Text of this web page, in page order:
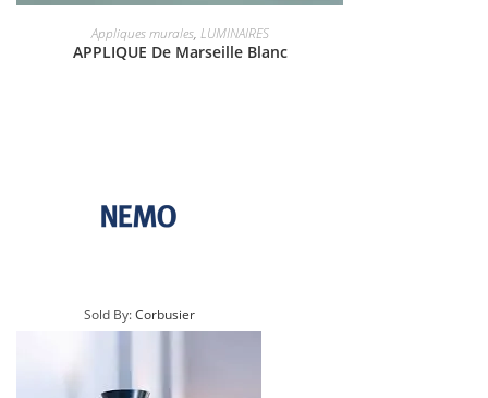
Appliques murales, LUMINAIRES
APPLIQUE De Marseille Blanc
Sold By:Corbusier